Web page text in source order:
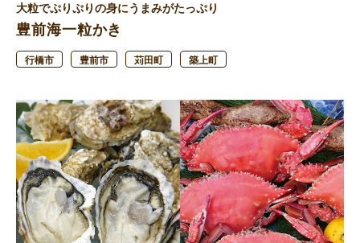
大粒でぷりぷりの身にうまみがたっぷり
豊前海一粒かき
行橋市 豊前市 苅田町 築上町